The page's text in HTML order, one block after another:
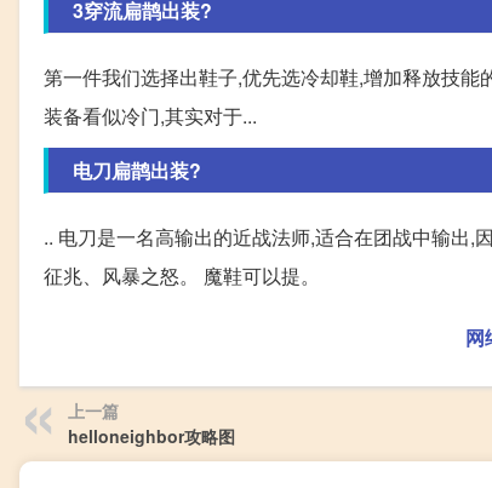
3穿流扁鹊出装?
第一件我们选择出鞋子,优先选冷却鞋,增加释放技
装备看似冷门,其实对于...
电刀扁鹊出装?
.. 电刀是一名高输出的近战法师,适合在团战中输出
征兆、风暴之怒。 魔鞋可以提。
网
上一篇
helloneighbor攻略图